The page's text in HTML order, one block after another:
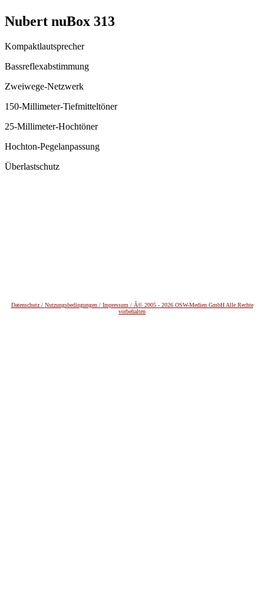
Nubert nuBox 313
Kompaktlautsprecher
Bassreflexabstimmung
Zweiwege-Netzwerk
150-Millimeter-Tiefmitteltöner
25-Millimeter-Hochtöner
Hochton-Pegelanpassung
Überlastschutz
Datenschutz / Nutzungsbedingungen / Impressum / Â© 2005 - 2026 OSW-Medien GmbH Alle Rechte
vorbehalten